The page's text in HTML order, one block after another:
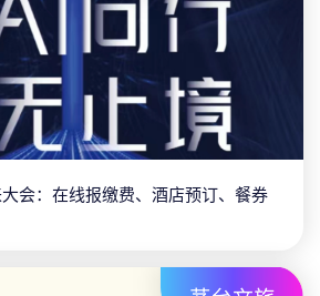
会：在线报缴费、酒店预订、餐券